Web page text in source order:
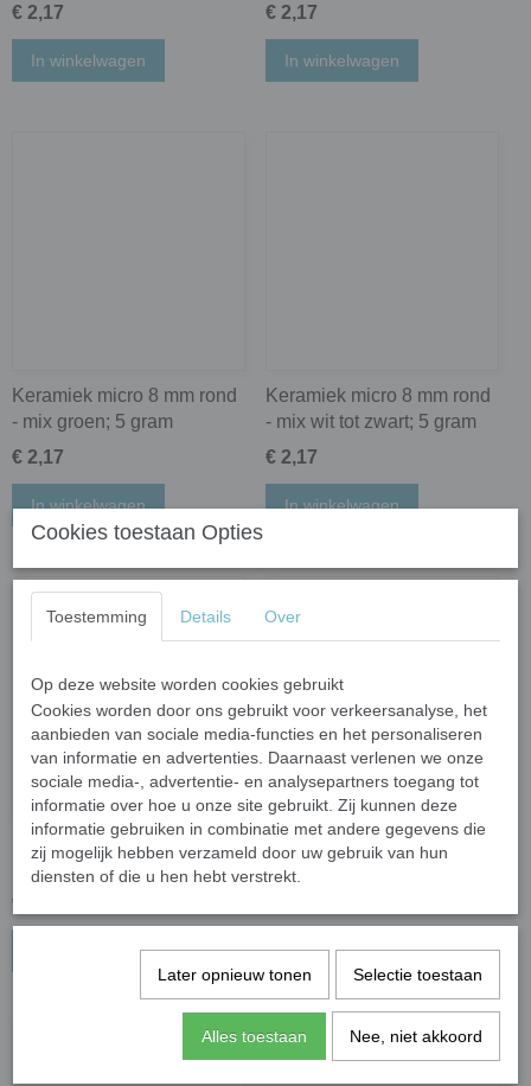
€ 2,17
In winkelwagen
€ 2,17
In winkelwagen
Keramiek micro 8 mm rond
- mix groen; 5 gram
€ 2,17
In winkelwagen
Keramiek micro 8 mm rond
- mix wit tot zwart; 5 gram
€ 2,17
In winkelwagen
Keramiek micro 8 mm
hartjes - bonte mix; 5 gram
€ 2,47
In winkelwagen
Keramiek micro 8 mm
hartjes - mix blauw; 5 gram
In winkelwagen
Cookies toestaan Opties
Toestemming Details Over
Op deze website worden cookies gebruikt
Cookies worden door ons gebruikt voor verkeersanalyse, het
aanbieden van sociale media-functies en het personaliseren
van informatie en advertenties. Daarnaast verlenen we onze
sociale media-, advertentie- en analysepartners toegang tot
informatie over hoe u onze site gebruikt. Zij kunnen deze
informatie gebruiken in combinatie met andere gegevens die
zij mogelijk hebben verzameld door uw gebruik van hun
diensten of die u hen hebt verstrekt.
Later opnieuw tonen Selectie toestaan
Alles toestaan Nee, niet akkoord